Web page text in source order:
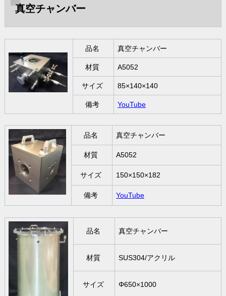
真空チャンバー
品名 真空チャンバー
材質 A5052
サイズ 85×140×140
備考 YouTube
品名 真空チャンバー
材質 A5052
サイズ 150×150×182
備考 YouTube
品名 真空チャンバー
材質 SUS304/アクリル
サイズ Φ650×1000